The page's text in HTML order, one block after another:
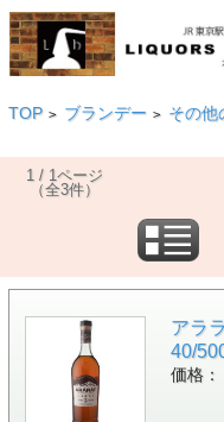
TOP > ブランデー > その他
1 / 1ページ
（全3件）
アラ
40/
価格